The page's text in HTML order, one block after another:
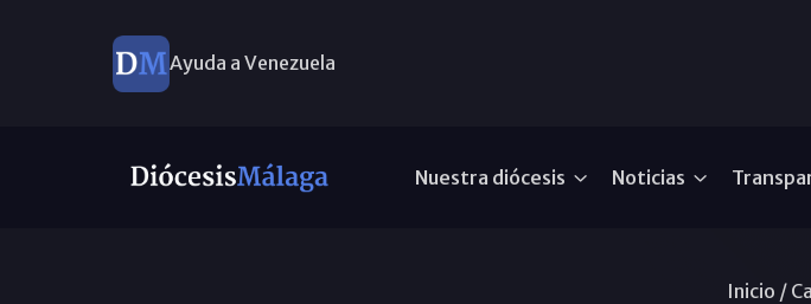
Ayuda a Venezuela
Nuestra diócesis Noticias
Inicio /